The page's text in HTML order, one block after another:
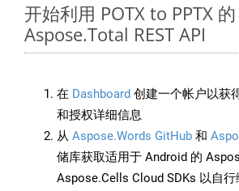
开始利用 POTX to PPTX 的
Aspose.Total REST API
在 Dashboard 创建一个帐户以获
和授权详细信息
从 Aspose.Words GitHub 和
储库获取适用于 Android 的
Aspose.Cells Cloud SDKs 以自